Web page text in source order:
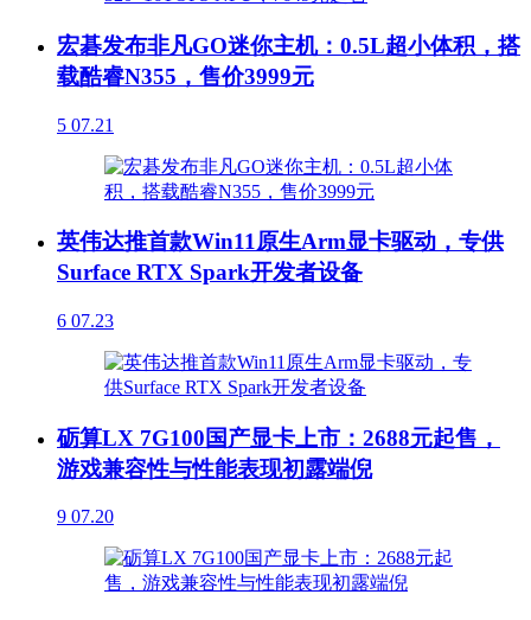
宏碁发布非凡GO迷你主机：0.5L超小体积，搭
载酷睿N355，售价3999元
5 07.21
英伟达推首款Win11原生Arm显卡驱动，专供
Surface RTX Spark开发者设备
6 07.23
砺算LX 7G100国产显卡上市：2688元起售，
游戏兼容性与性能表现初露端倪
9 07.20